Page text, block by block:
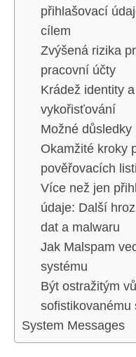
přihlašovací
cílem
Zvýšená rizika
pracovní účty
Krádež identity
vykořisťování
Možné důsledky
Okamžité kroky
pověřovacích
Více než jen
údaje: Další
dat a malwaru
Jak Malspam
systému
Být ostražitým
sofistikovanému
System Messages